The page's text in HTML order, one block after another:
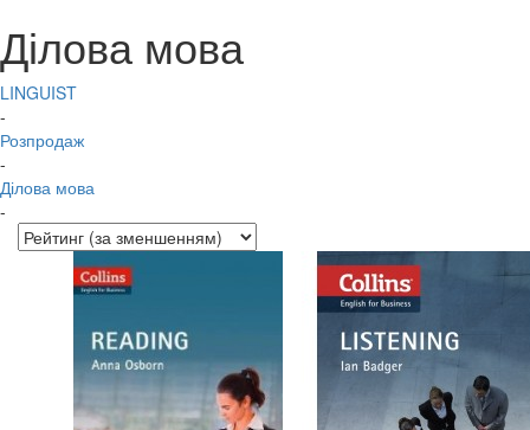
Ділова мова
LINGUIST
-
Розпродаж
-
Ділова мова
-